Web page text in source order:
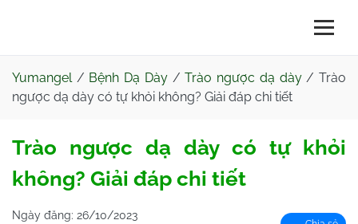
Yumangel/ Bệnh Dạ Dày/Trào ngược dạ dày/Trào
ngược dạ dày có tự khỏi không? Giải đáp chi tiết
Trào ngược dạ dày có tự khỏi
không? Giải đáp chi tiết
Ngày đăng: 26/10/2023